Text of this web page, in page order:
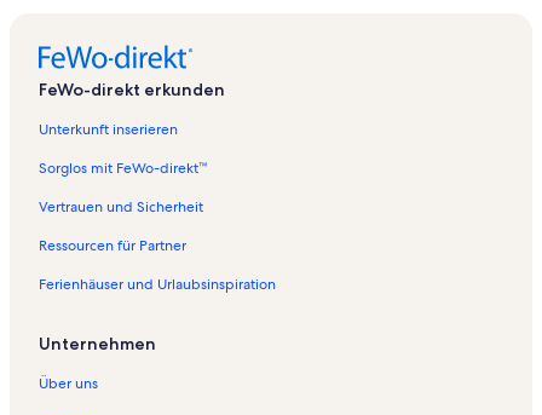
FeWo-direkt erkunden
Unterkunft inserieren
Sorglos mit FeWo-direkt™
Vertrauen und Sicherheit
Ressourcen für Partner
Ferienhäuser und Urlaubsinspiration
Unternehmen
Über uns